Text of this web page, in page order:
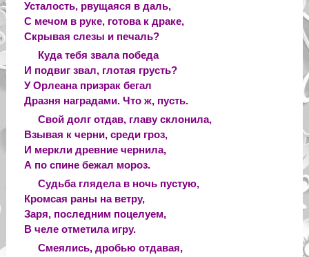
Усталость, рвущаяся в даль,
С мечом в руке, готова к драке,
Скрывая слезы и печаль?
Куда тебя звала победа
И подвиг звал, глотая грусть?
У Орлеана призрак бегал
Дразня наградами. Что ж, пусть.
Свой долг отдав, главу склонила,
Взывая к черни, среди гроз,
И меркли древние чернила,
А по спине бежал мороз.
Судьба глядела в ночь пустую,
Кромсая раны на ветру,
Заря, последним поцелуем,
В челе отметила игру.
Смеялись, дробью отдавая,